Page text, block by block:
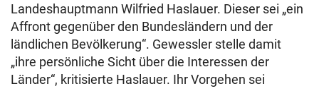
Landeshauptmann Wilfried Haslauer. Dieser sei „ein
Affront gegenüber den Bundesländern und der
ländlichen Bevölkerung“. Gewessler stelle damit
„ihre persönliche Sicht über die Interessen der
Länder“, kritisierte Haslauer. Ihr Vorgehen sei